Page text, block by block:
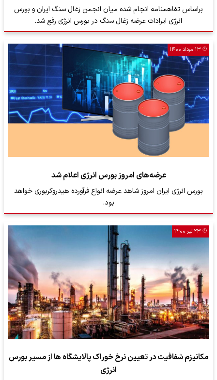
براساس تفاهمنامه انجام شده میان انجمن زغال سنگ ایران و بورس
انرژی ایرادات عرضه زغال سنگ در بورس انرژی رفع شد.
۱۳ مرداد ۱۴۰۰
عرضه‌های امروز بورس انرژی اعلام شد
بورس انرژی ایران امروز شاهد عرضه انواع فرآورده هیدروکربوری خواهد
بود.
۲۳ تیر ۱۴۰۰
مکانیزم شفافیت در تعیین نرخ خوراک پالایشگاه ها از مسیر بورس
انرژی